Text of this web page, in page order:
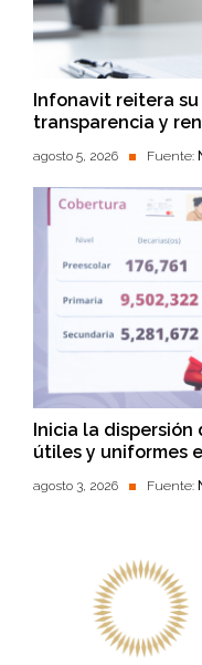
Infonavit reitera
transparencia y
agosto 5, 2026 Fuente:
Inicia la dispersión
útiles y uniformes
agosto 3, 2026 Fuente: